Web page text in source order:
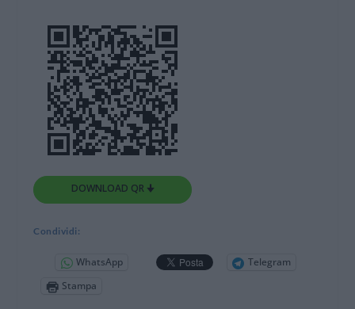
DOWNLOAD QR 🠋
Condividi:
WhatsApp
Telegram
Stampa